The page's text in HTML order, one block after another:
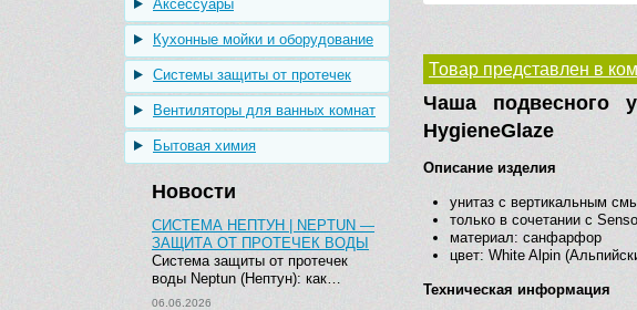
Аксессуары
Кухонные мойки и оборудование
Системы защиты от протечек
Вентиляторы для ванных комнат
Бытовая химия
Новости
СИСТЕМА НЕПТУН | NEPTUN —
ЗАЩИТА ОТ ПРОТЕЧЕК ВОДЫ
Система защиты от протечек
воды Neptun (Нептун): как…
06.06.2026
Товар представлен в
Чаша подвесного
HygieneGlaze
Описание изделия
унитаз с вертикальным
только в сочетании с
материал: санфарфор
цвет: White Alpin
Техническая информация